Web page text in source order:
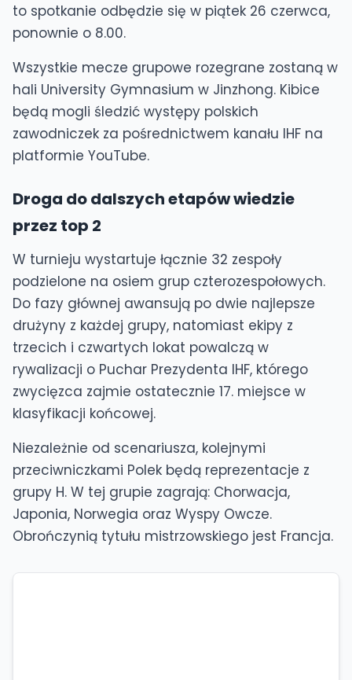
to spotkanie odbędzie się w piątek 26 czerwca,
ponownie o 8.00.
Wszystkie mecze grupowe rozegrane zostaną w
hali University Gymnasium w Jinzhong. Kibice
będą mogli śledzić występy polskich
zawodniczek za pośrednictwem kanału IHF na
platformie YouTube.
Droga do dalszych etapów wiedzie
przez top 2
W turnieju wystartuje łącznie 32 zespoły
podzielone na osiem grup czterozespołowych.
Do fazy głównej awansują po dwie najlepsze
drużyny z każdej grupy, natomiast ekipy z
trzecich i czwartych lokat powalczą w
rywalizacji o Puchar Prezydenta IHF, którego
zwycięzca zajmie ostatecznie 17. miejsce w
klasyfikacji końcowej.
Niezależnie od scenariusza, kolejnymi
przeciwniczkami Polek będą reprezentacje z
grupy H. W tej grupie zagrają: Chorwacja,
Japonia, Norwegia oraz Wyspy Owcze.
Obrończynią tytułu mistrzowskiego jest Francja.